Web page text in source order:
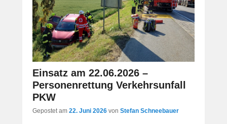
Einsatz am 22.06.2026 –
Personenrettung Verkehrsunfall
PKW
Gepostet am 22. Juni 2026 von Stefan Schneebauer